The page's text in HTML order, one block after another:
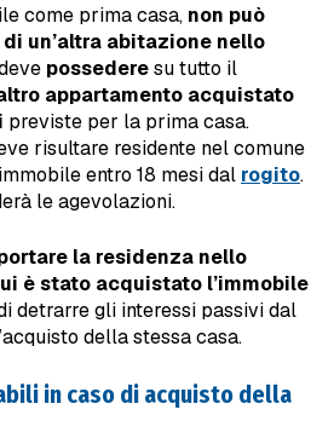
come prima casa, non può
un’altra abitazione nello
possederesu tutto il
appartamento acquistato
previste per la prima casa.
risultare residente nel comune
entro 18 mesi dal rogito.
le agevolazioni.
la residenza nello
è stato acquistato l’immobile
detrarre gli interessi passivi dal
della stessa casa.
in caso di acquisto della